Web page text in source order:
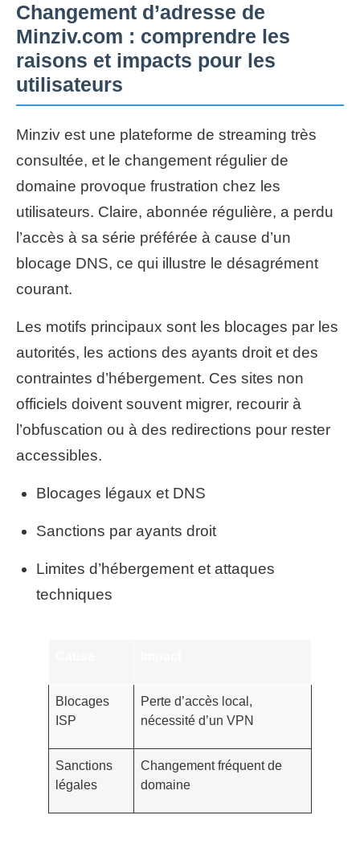
Changement d’adresse de
Minziv.com : comprendre les
raisons et impacts pour les
utilisateurs
Minziv est une plateforme de streaming très
consultée, et le changement régulier de
domaine provoque frustration chez les
utilisateurs. Claire, abonnée régulière, a perdu
l’accès à sa série préférée à cause d’un
blocage DNS, ce qui illustre le désagrément
courant.
Les motifs principaux sont les blocages par les
autorités, les actions des ayants droit et des
contraintes d’hébergement. Ces sites non
officiels doivent souvent migrer, recourir à
l’obfuscation ou à des redirections pour rester
accessibles.
Blocages légaux et DNS
Sanctions par ayants droit
Limites d’hébergement et attaques
techniques
Blocages
ISP
Perte d’accès local,
nécessité d’un VPN
Sanctions
légales
Changement fréquent de
domaine